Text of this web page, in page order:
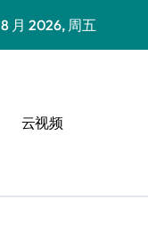
8 月 2026, 周五
云视频